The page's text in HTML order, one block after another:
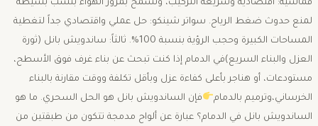
قماشية: اقتصادية وسريعة التركيب، وتسمح بمرور الهواء بنسب بسيطة
لمنع حدوث ضغط الرياح. ​سواتر شينكو: حل عملي واقتصادي جداً لتغطية
المساحات الكبيرة وحجب الرؤية بنسبة 100%. ​ثالثاً: ساندويش بانل (ثورة
العزل والبناء السريع)في الدمام ​إذا كنت تبحث عن بناء غرف فوق الأسطح،
مستودعات، أو هناجر بأعلى كفاءة عزل وبأقل تكلفة ووقت مقارنة بالبناء
الخرساني،وترميم بالدمام
فإن الساندويش بانل هو الحل السحري. ​ما هو
الساندويش بانل في الدمام؟ ​عبارة عن ألواح مدمجة تتكون من طبقتين من